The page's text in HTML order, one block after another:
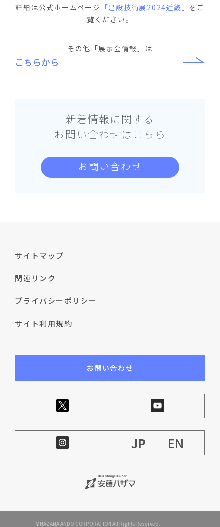
詳細は公式ホームページ 「建設技術展2024近畿」 をご
覧ください。
その他「展示会情報」は
こちらから
新着情報に関する
お問い合わせはこちら
お問い合わせ
サイトマップ
関連リンク
プライバシーポリシー
サイト利用規約
お問い合わせ
JP EN
©HAZAMA ANDO CORPORATION All Rights Reserved.